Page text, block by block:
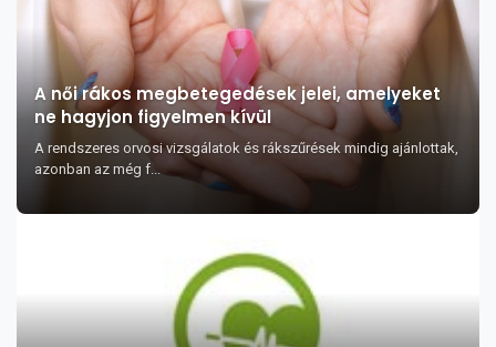
A női rákos megbetegedések jelei, amelyeket
ne hagyjon figyelmen kívül
A rendszeres orvosi vizsgálatok és rákszűrések mindig ajánlottak,
azonban az még f...